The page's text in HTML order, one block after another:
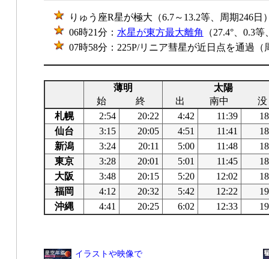
りゅう座R星が極大（6.7～13.2等、周期246日
06時21分： 水星が東方最大離角
（27.4°、0.3
07時58分：225P/リニア彗星が近日点を通過（
薄明
太陽
始
終 出 南中
没
札幌
2:54 20:22 4:42 11:39
仙台
3:15 20:05 4:51 11:41
新潟
3:24 20:11 5:00 11:48
東京
3:28 20:01 5:01 11:45
大阪
3:48 20:15 5:20 12:02
福岡
4:12 20:32 5:42 12:22
沖縄
4:41 20:25 6:02 12:33
イラストや映像で